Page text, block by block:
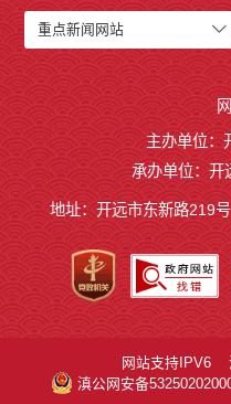
重点新闻网站
主办单位：
承办单位：开
地址：开远市东新路219号
网站支持IPV6
滇公网安备